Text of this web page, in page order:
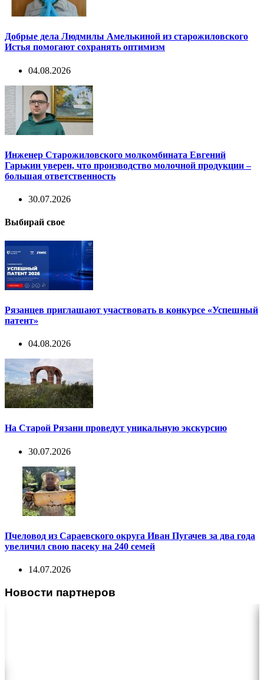
Добрые дела Людмилы Амелькиной из старожиловского
Истья помогают сохранять оптимизм
04.08.2026
Инженер Старожиловского молкомбината Евгений
Гарькин уверен, что производство молочной продукции –
большая ответственность
30.07.2026
Выбирай свое
Рязанцев приглашают участвовать в конкурсе «Успешный
патент»
04.08.2026
На Старой Рязани проведут уникальную экскурсию
30.07.2026
Пчеловод из Сараевского округа Иван Пугачев за два года
увеличил свою пасеку на 240 семей
14.07.2026
Новости партнеров